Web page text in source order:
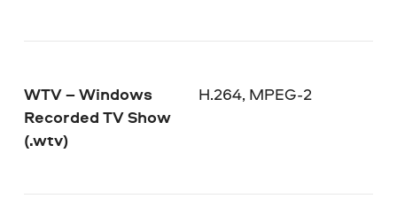
WTV – Windows
Recorded TV Show
(.wtv)
H.264, MPEG-2